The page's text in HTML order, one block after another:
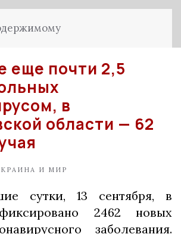
еще почти 2,5
в
области — 62
И МИР
сутки, 13 сентября, в
2462 новых
заболевания.